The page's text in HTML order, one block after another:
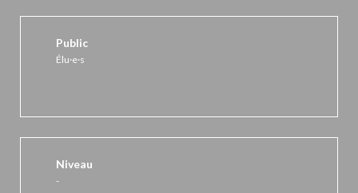
Public
Élu·e·s
Niveau
-